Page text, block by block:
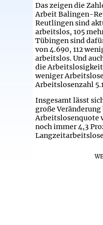
Das zeigen die
Arbeit Balingen-
Reutlingen sind
arbeitslos, 105
Tübingen sind
von 4.690, 112
arbeitslos. Und
die
weniger
Arbeitslosenzahl
Insgesamt lässt
große Veränderung
Arbeitslosenquote
noch immer 4,3